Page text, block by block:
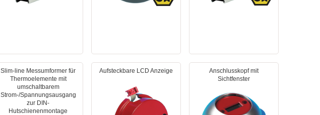
Slim-line Messumformer für
Thermoelemente mit
umschaltbarem
Strom-/Spannungsausgang
zur DIN-
Hutschienenmontage
Aufsteckbare LCD Anzeige
Anschlusskopf mit
Sichtfenster